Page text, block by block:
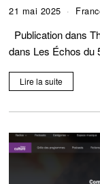
21 mai 2025
Publication dans
dans Les Échos du
Lire la suite